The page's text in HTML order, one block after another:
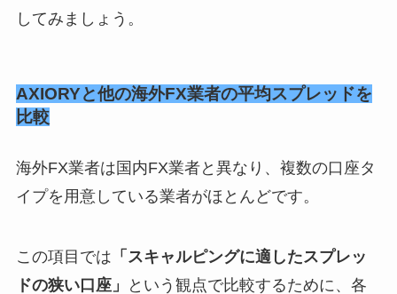
してみましょう。
AXIORYと他の海外FX業者の平均スプレッドを
比較
海外FX業者は国内FX業者と異なり、複数の口座タ
イプを用意している業者がほとんどです。
この項目では 「スキャルピングに適したスプレッ
ドの狭い口座」
という観点で比較するために、各